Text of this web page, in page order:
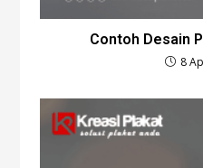
Contoh Desain
8